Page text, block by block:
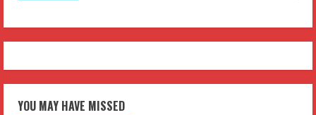
YOU MAY HAVE MISSED